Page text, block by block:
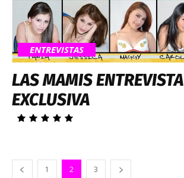
ENTREVISTAS
LAS MAMIS ENTREVISTA
EXCLUSIVA
1 2 3